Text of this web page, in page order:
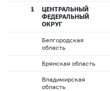
1
ЦЕНТРАЛЬНЫЙ
ФЕДЕРАЛЬНЫЙ
ОКРУГ
Белгородская
область
Брянская область
Владимирская
область